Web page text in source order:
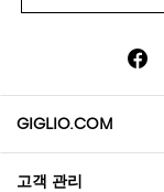
GIGLIO.COM
소개
고객 관리